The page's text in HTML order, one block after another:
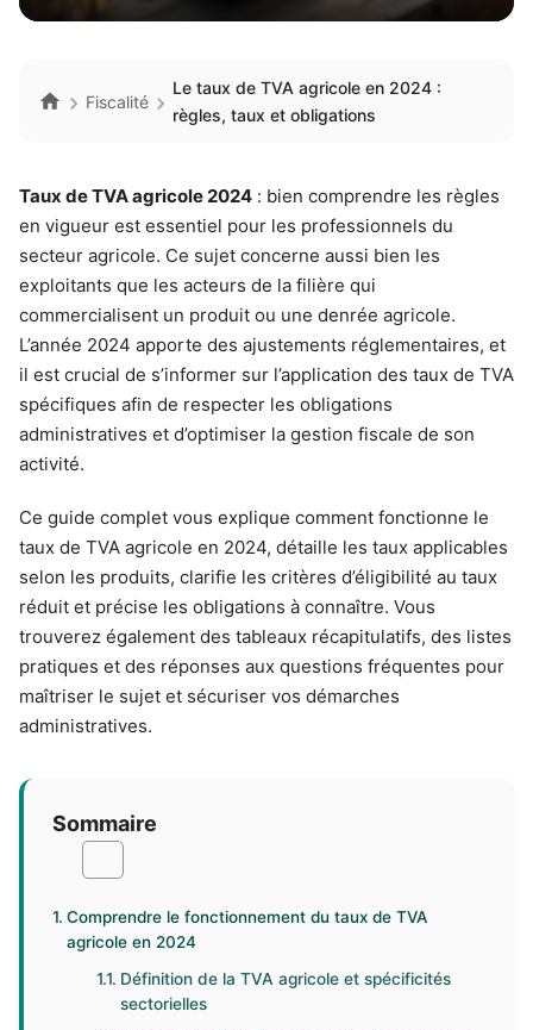
Fiscalité
Le taux de TVA agricole en 2024 :
règles, taux et obligations
Taux de TVA agricole 2024 : bien comprendre les règles
en vigueur est essentiel pour les professionnels du
secteur agricole. Ce sujet concerne aussi bien les
exploitants que les acteurs de la filière qui
commercialisent un produit ou une denrée agricole.
L’année 2024 apporte des ajustements réglementaires, et
il est crucial de s’informer sur l’application des taux de TVA
spécifiques afin de respecter les obligations
administratives et d’optimiser la gestion fiscale de son
activité.
Ce guide complet vous explique comment fonctionne le
taux de TVA agricole en 2024, détaille les taux applicables
selon les produits, clarifie les critères d’éligibilité au taux
réduit et précise les obligations à connaître. Vous
trouverez également des tableaux récapitulatifs, des listes
pratiques et des réponses aux questions fréquentes pour
maîtriser le sujet et sécuriser vos démarches
administratives.
Sommaire
Comprendre le fonctionnement du taux de TVA
agricole en 2024
Définition de la TVA agricole et spécificités
sectorielles